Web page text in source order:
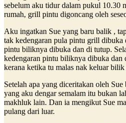
sebelum aku tidur dalam pukul 10.30
rumah, grill pintu digoncang oleh
Aku ingatkan Sue yang baru balik ,
tak kedengaran pula pintu grill dibuka
pintu biliknya dibuka dan di tutup.
kedengaran pintu biliknya dibuka dan
kerana ketika tu malas nak keluar bilik
Setelah apa yang diceritakan oleh
yang aku dengar semalam itu bukan
makhluk lain. Dan ia mengikut Sue
pulang dari luar.